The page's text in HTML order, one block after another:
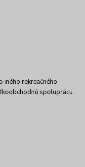
iného rekreačného
spoluprácu.